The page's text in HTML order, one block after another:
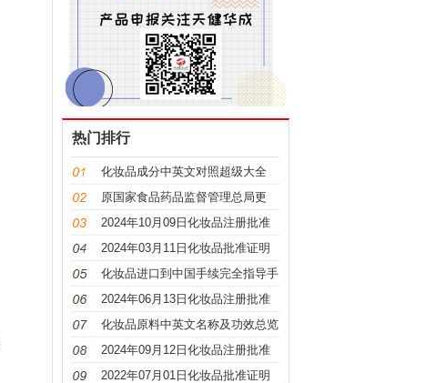
热门排行
化妆品成分中英文对照超级大全
原国家食品药品监督管理总局更
名，“CFDA”变“NMPA”
2024年10月09日化妆品注册批准
证明文件送达信息
2024年03月11日化妆品批准证明
文件送达信息发布
化妆品进口到中国手续完全指导手
册
2024年06月13日化妆品注册批准
证明文件送达信息
化妆品原料中英文名称及功效总览
（S－Z）
2024年09月12日化妆品注册批准
证明文件送达信息
2022年07月01日化妆品批准证明